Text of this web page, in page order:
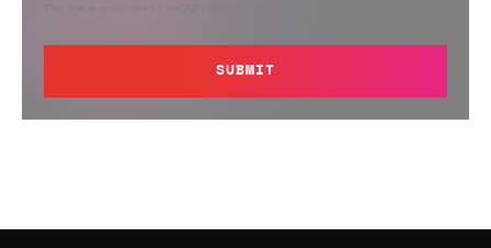
This site is protected by reCAPTCHA.
SUBMIT